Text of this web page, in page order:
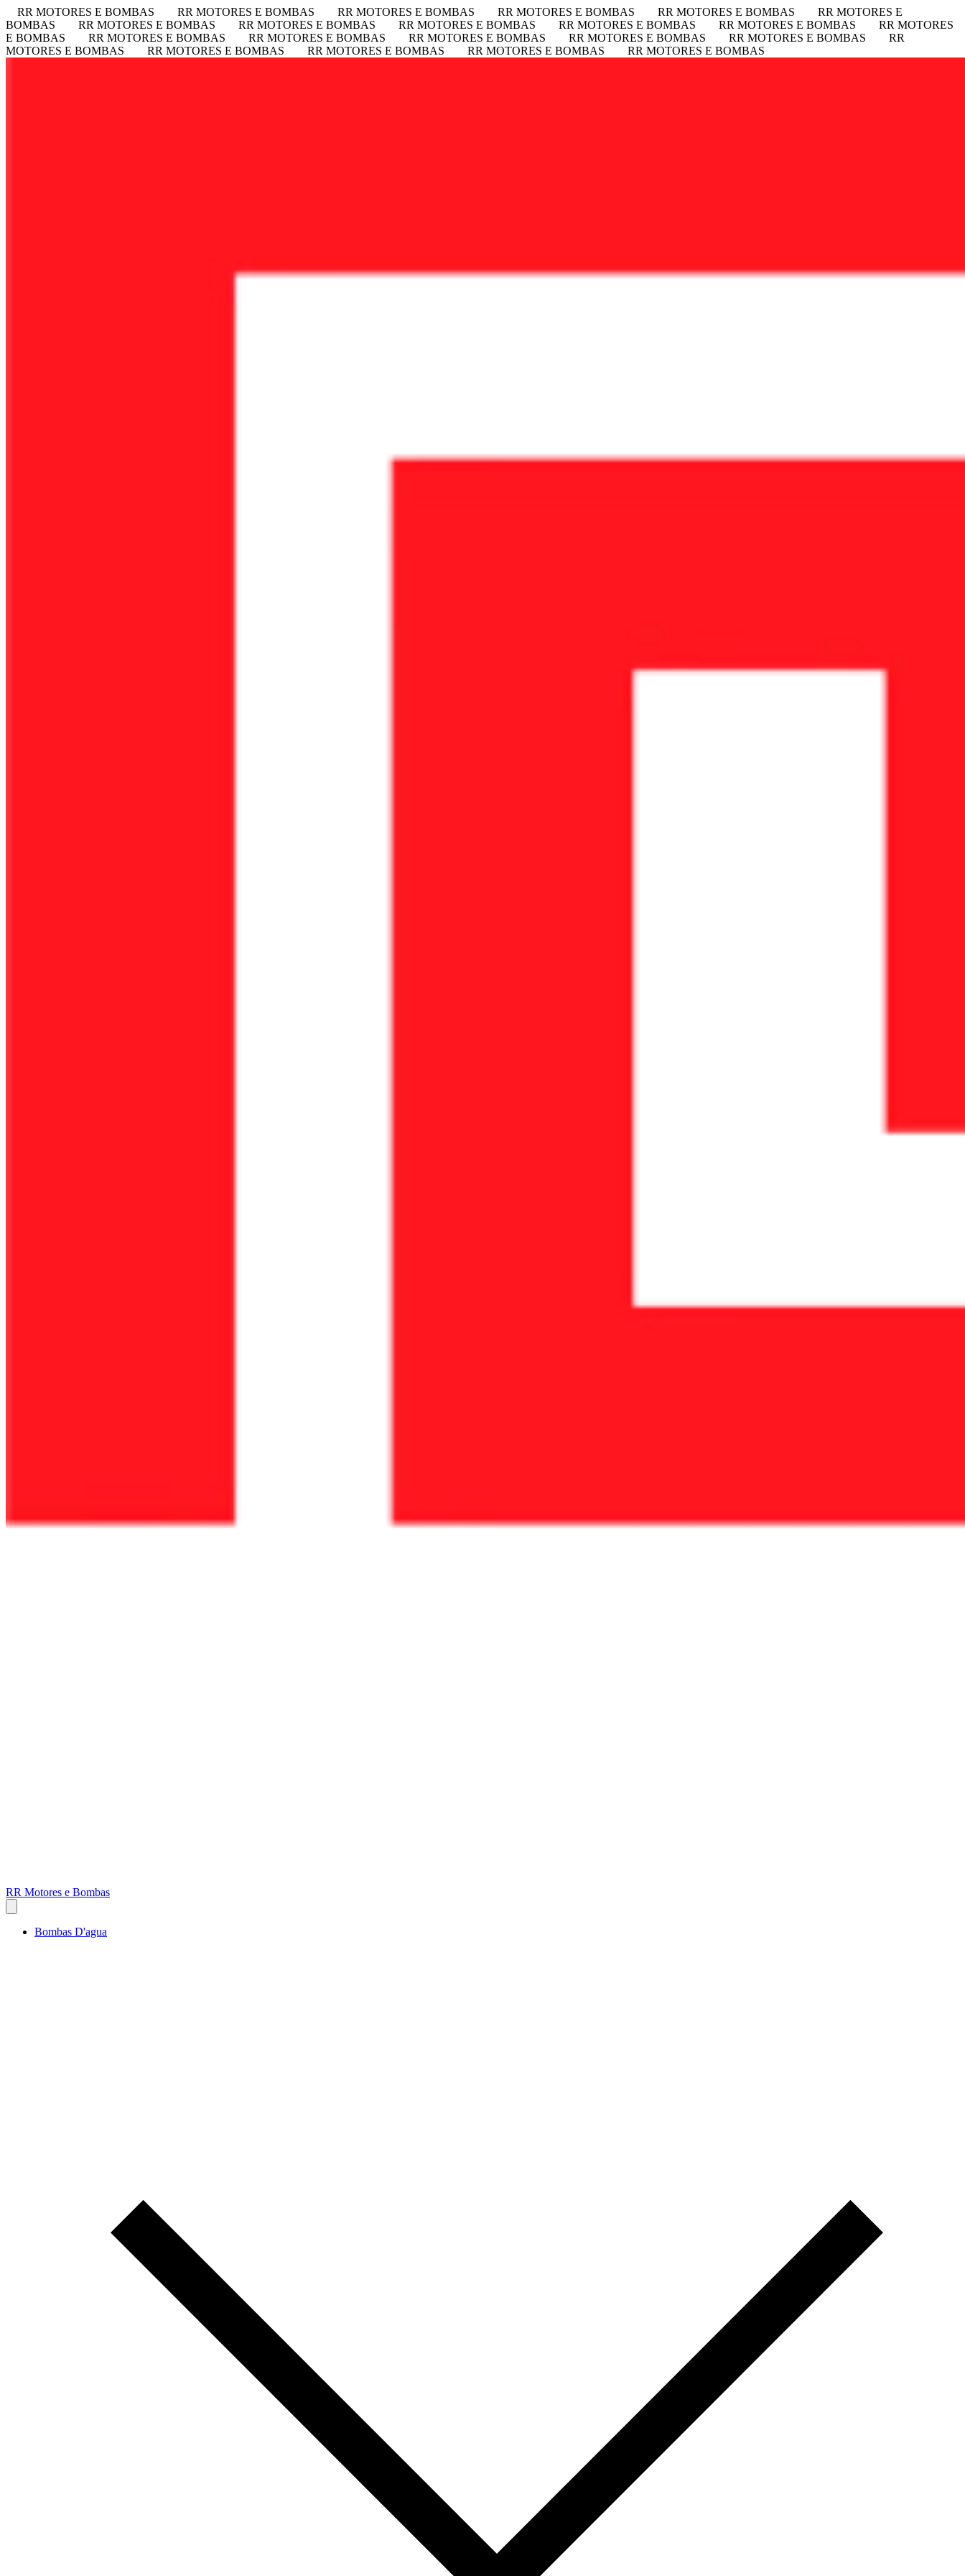
RR MOTORES E BOMBAS RR MOTORES E BOMBAS RR MOTORES E BOMBAS RR MOTORES E BOMBAS RR MOTORES E BOMBAS
RR MOTORES E
BOMBAS
RR MOTORES E BOMBAS RR MOTORES E BOMBAS RR MOTORES E BOMBAS RR MOTORES E BOMBAS RR MOTORES E BOMBAS
RR MOTORES
E BOMBAS
RR MOTORES E BOMBAS RR MOTORES E BOMBAS RR MOTORES E BOMBAS RR MOTORES E BOMBAS RR MOTORES E BOMBAS
RR
MOTORES E BOMBAS
RR MOTORES E BOMBAS RR MOTORES E BOMBAS RR MOTORES E BOMBAS RR MOTORES E BOMBAS
RR Motores e Bombas
Bombas D'agua